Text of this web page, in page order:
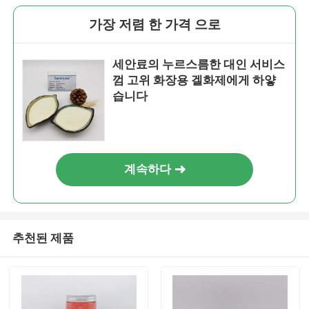
가장 저렴 한 가격 으로
세안료의 누르스름한 대인 서비스
껌 고위 화장용 겔화제에게 하얗
습니다
계속하다
추천된 제품